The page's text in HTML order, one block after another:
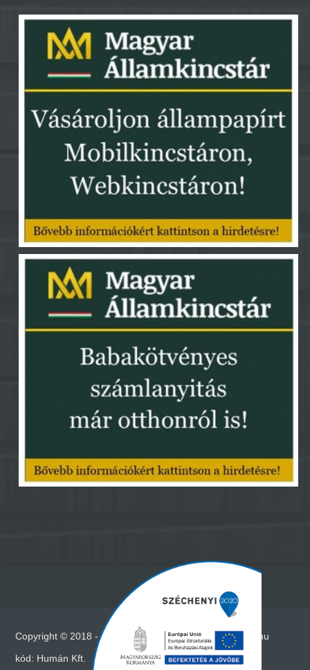
Copyright © 2018 - Minden jog fenntartva - www.vadna.hu
kód: Humán Kft.